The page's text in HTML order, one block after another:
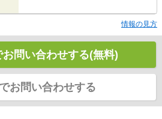
情報の見方
お問い合わせする(無料)
お問い合わせする